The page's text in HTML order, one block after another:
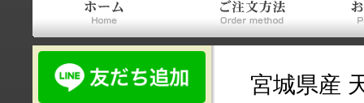
宮城県産